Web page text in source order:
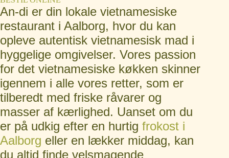
An-di er din lokale vietnamesiske
restaurant i Aalborg, hvor du kan
opleve autentisk vietnamesisk mad i
hyggelige omgivelser. Vores passion
for det vietnamesiske køkken skinner
igennem i alle vores retter, som er
tilberedt med friske råvarer og
masser af kærlighed. Uanset om du
er på udkig efter en hurtig frokost i
Aalborg eller en lækker middag, kan
du altid finde velsmagende